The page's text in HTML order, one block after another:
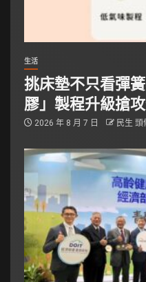
生活
挑床墊不只看彈
膠」製程升級搶
2026 年 8 月 7 日 民生 頭